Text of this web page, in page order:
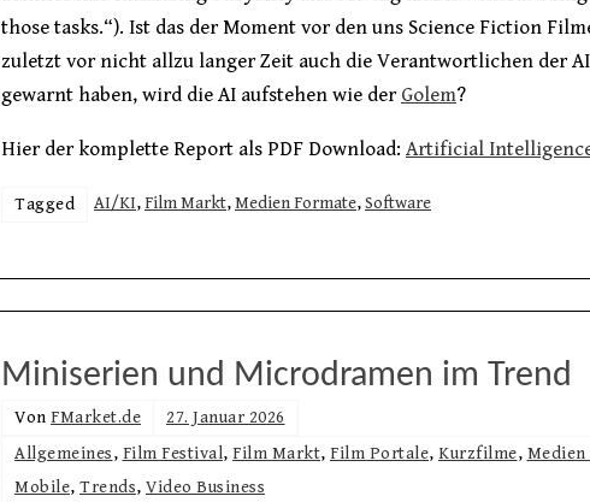
those tasks.“). Ist das der Moment vor den uns Science Fiction
zuletzt vor nicht allzu langer Zeit auch die Verantwortlichen der
gewarnt haben, wird die AI aufstehen wie der Golem?
Hier der komplette Report als PDF Download: Artificial
Tagged AI/KI,Film Markt,Medien Formate,Software
Miniserien und Microdramen im Trend
Von FMarket.de
27. Januar 2026
Allgemeines, Film Festival, Film Markt, Film Portale, Kurzfilme, Medien
Mobile, Trends, Video Business